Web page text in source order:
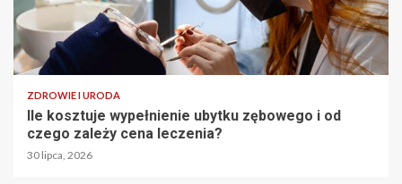
ZDROWIE I URODA
Ile kosztuje wypełnienie ubytku zębowego i od
czego zależy cena leczenia?
30 lipca, 2026